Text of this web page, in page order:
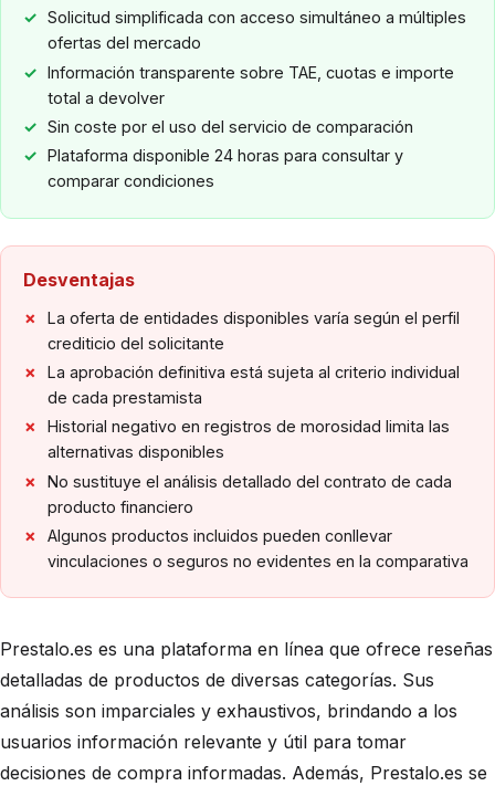
Solicitud simplificada con acceso simultáneo a múltiples
ofertas del mercado
Información transparente sobre TAE, cuotas e importe
total a devolver
Sin coste por el uso del servicio de comparación
Plataforma disponible 24 horas para consultar y
comparar condiciones
Desventajas
La oferta de entidades disponibles varía según el perfil
crediticio del solicitante
La aprobación definitiva está sujeta al criterio individual
de cada prestamista
Historial negativo en registros de morosidad limita las
alternativas disponibles
No sustituye el análisis detallado del contrato de cada
producto financiero
Algunos productos incluidos pueden conllevar
vinculaciones o seguros no evidentes en la comparativa
Prestalo.es es una plataforma en línea que ofrece reseñas
detalladas de productos de diversas categorías. Sus
análisis son imparciales y exhaustivos, brindando a los
usuarios información relevante y útil para tomar
decisiones de compra informadas. Además, Prestalo.es se